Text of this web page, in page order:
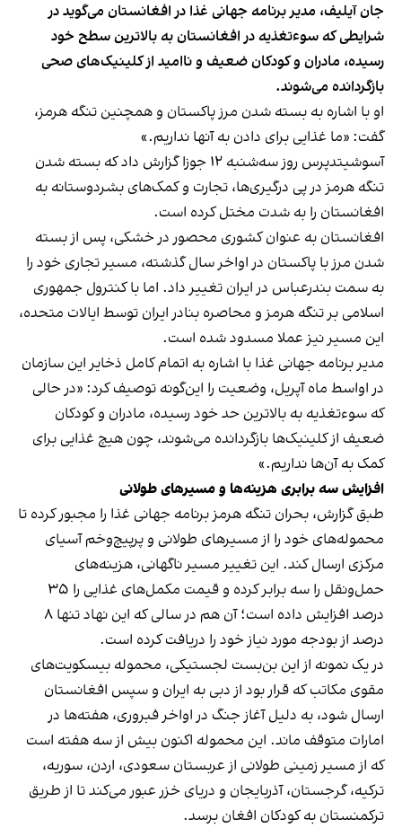
جان آیلیف، مدیر برنامه جهانی غذا در افغانستان می‌گوید در
شرایطی که سوءتغذیه در افغانستان به بالاترین سطح خود
رسیده، مادران و کودکان ضعیف و ناامید از کلینیک‌های صحی
بازگردانده می‌شوند.
او با اشاره به بسته شدن مرز پاکستان و همچنین تنگه هرمز،
گفت: «ما غذایی برای دادن به آنها نداریم.»
آسوشیتدپرس روز سه‌شنبه ۱۲ جوزا گزارش داد که بسته شدن
تنگه هرمز در پی درگیری‌ها، تجارت و کمک‌های بشردوستانه به
افغانستان را به شدت مختل کرده است.
افغانستان به عنوان کشوری محصور در خشکی، پس از بسته
شدن مرز با پاکستان در اواخر سال گذشته، مسیر تجاری خود را
به سمت بندرعباس در ایران تغییر داد. اما با کنترول جمهوری
اسلامی بر تنگه هرمز و محاصره بنادر ایران توسط ایالات متحده،
این مسیر نیز عملا مسدود شده است.
مدیر برنامه جهانی غذا با اشاره به اتمام کامل ذخایر این سازمان
در اواسط ماه آپریل، وضعیت را این‌گونه توصیف کرد: «در حالی
که سوءتغذیه به بالاترین حد خود رسیده، مادران و کودکان
ضعیف از کلینیک‌ها بازگردانده می‌شوند، چون هیچ غذایی برای
کمک به آن‌ها نداریم.»
افزایش سه برابری هزینه‌ها و مسیرهای طولانی
طبق گزارش، بحران تنگه هرمز برنامه جهانی غذا را مجبور کرده تا
محموله‌های خود را از مسیرهای طولانی و پرپیچ‌وخم آسیای
مرکزی ارسال کند. این تغییر مسیر ناگهانی، هزینه‌های
حمل‌ونقل را سه برابر کرده و قیمت مکمل‌های غذایی را ۳۵
درصد افزایش داده است؛ آن هم در سالی که این نهاد تنها ۸
درصد از بودجه مورد نیاز خود را دریافت کرده است.
در یک نمونه از این بن‌بست لجستیکی، محموله بیسکویت‌های
مقوی مکاتب که قرار بود از دبی به ایران و سپس افغانستان
ارسال شود، به دلیل آغاز جنگ در اواخر فبروری، هفته‌ها در
امارات متوقف ماند. این محموله اکنون بیش از سه هفته است
که از مسیر زمینی طولانی از عربستان سعودی، اردن، سوریه،
ترکیه، گرجستان، آذربایجان و دریای خزر عبور می‌کند تا از طریق
ترکمنستان به کودکان افغان برسد.